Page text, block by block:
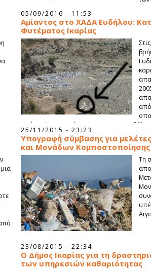
05/09/2016 - 11:53
Αμίαντος στο ΧΑΔΑ Ευδήλου:
Φυτέματος Ικαρίας
απόρριψη του αμίαντου στο ΧΑΔΑ
και κατ’ επέκταση την υγεία όλων μας. Ο
επαρκή περίφραξη με αποτέλεσμα την
τη δημόσια υγεία.
25/11/2015 - 23:23
Υπογραφή σύμβασης για
και Μονάδων Κομποστοποίησης
Τη
23/08/2015 - 22:34
O Δήμος Ικαρίας για τη
των υπηρεσιών καθαριότητας